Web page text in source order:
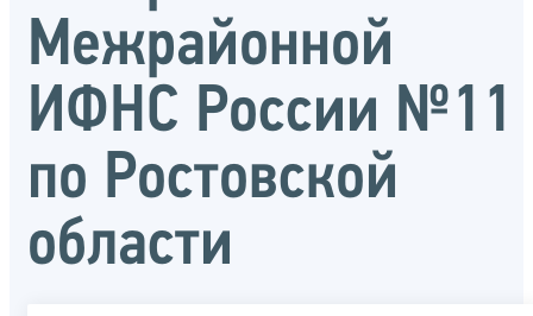
Межрайонной
ИФНС России №11
по Ростовской
области